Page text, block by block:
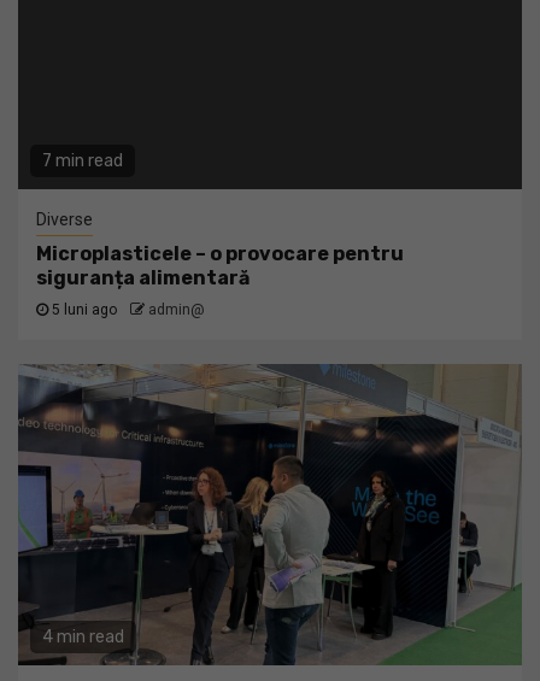
7 min read
Diverse
Microplasticele – o provocare pentru
siguranța alimentară
5 luni ago admin@
4 min read